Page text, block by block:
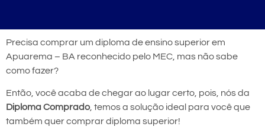
Precisa comprar um diploma de ensino superior em
Apuarema – BA reconhecido pelo MEC, mas não sabe
como fazer?
Então, você acaba de chegar ao lugar certo, pois, nós da
Diploma Comprado, temos a solução ideal para você que
também quer comprar diploma superior!